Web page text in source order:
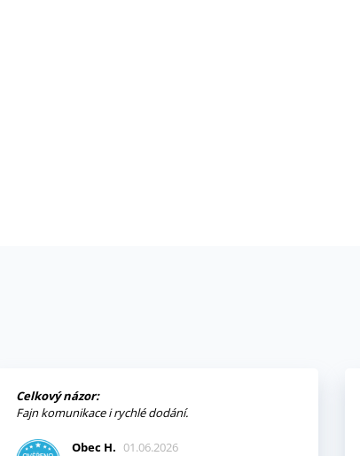
Celkový názor:
Fajn komunikace i rychlé dodání.
Obec H. 01.06.2026